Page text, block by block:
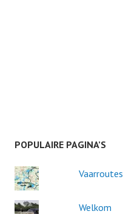
POPULAIRE PAGINA’S
Vaarroutes
Welkom